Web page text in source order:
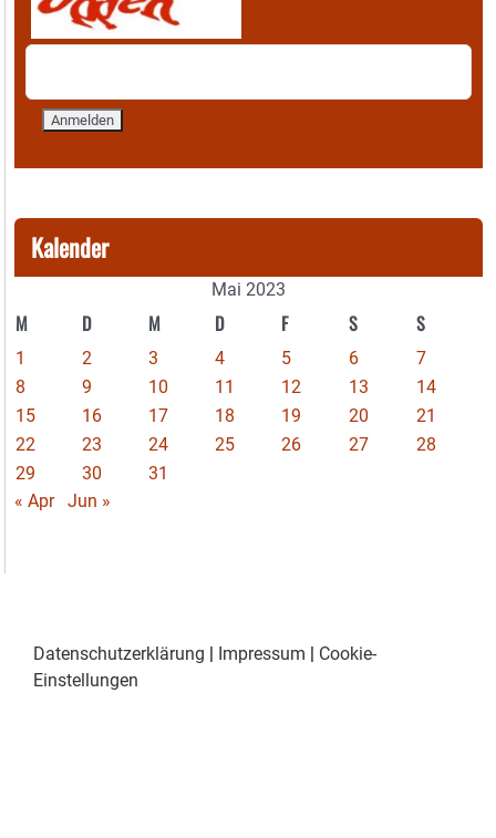
Kalender
Mai 2023
M D M D F S S
1 2 3 4 5 6
7
8
9 10 11 12 13
14
15
16 17 18 19 20
21
22
23 24 25 26 27
28
29
30
31
« Apr
Jun »
Datenschutzerklärung | Impressum | Cookie-
Einstellungen